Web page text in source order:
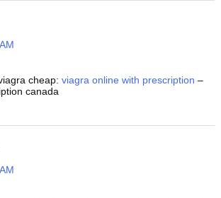
cheap: viagra online with prescription –
canada